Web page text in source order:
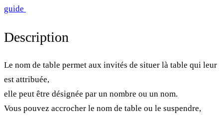
guide
Description
Le nom de table permet aux invités de situer là table qui leur
est attribuée,
elle peut être désignée par un nombre ou un nom.
Vous pouvez accrocher le nom de table ou le suspendre,